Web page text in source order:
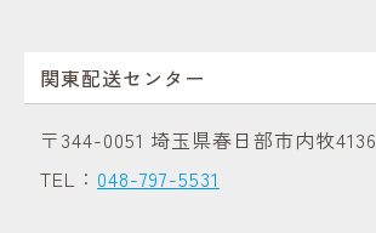
関東配送センター
〒344-0051 埼玉県春日部市内牧4136
TEL： 048-797-5531